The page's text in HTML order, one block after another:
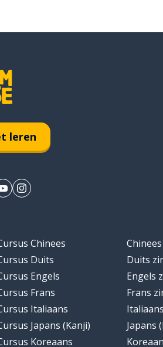
leren
Chinees
Duits
Engels
Frans
Italiaans
Japans (Kanji)
Koreaans
Duits
Engels
Frans
Japans